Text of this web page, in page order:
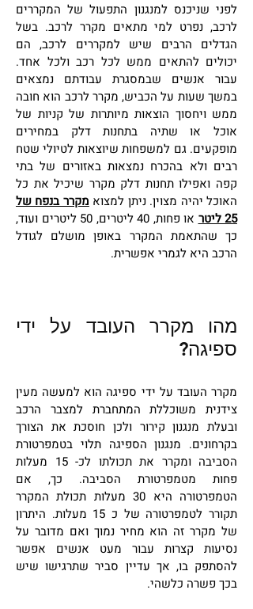
לפני שניכנס למנגנון התפעול של המקררים
לרכב, נפרט למי מתאים מקרר לרכב. בשל
הגדלים הרבים שיש למקררים לרכב, הם
יכולים להתאים ממש לכל רכב ולכל אחד.
עבור אנשים שבמסגרת עבודתם נמצאים
במשך שעות על הכביש, מקרר לרכב הוא חובה
ממש ויחסוך הוצאות מיותרות של קניות של
אוכל או שתיה בתחנות דלק במחירים
מופקעים. גם למשפחות שיוצאות לטיולי שטח
רבים ולא בהכרח נמצאות באזורים של בתי
קפה ואפילו תחנות דלק מקרר שיכיל את כל
האוכל יהיה מצוין. ניתן למצוא מקרר בנפח של
25 ליטר
או פחות, 40 ליטרים, 50 ליטרים ועוד,
כך שהתאמת המקרר באופן מושלם לגודל
הרכב היא לגמרי אפשרית.
מהו מקרר העובד על ידי
ספיגה?
מקרר העובד על ידי ספיגה הוא למעשה מעין
צידנית משוכללת המתחברת למצבר הרכב
ובעלת מנגנון קירור ולכן חוסכת את הצורך
בקרחונים. מנגנון הספיגה תלוי בטמפרטורת
הסביבה ומקרר את תכולתו לכ- 15 מעלות
פחות מטמפרטורת הסביבה. כך, אם
הטמפרטורה היא 30 מעלות תכולת המקרר
תקורר לטמפרטורה של כ 15 מעלות. היתרון
של מקרר זה הוא מחיר נמוך ואם מדובר על
נסיעות קצרות עבור מעט אנשים אפשר
להסתפק בו, אך עדיין סביר שתרגישו שיש
בכך פשרה כלשהי.